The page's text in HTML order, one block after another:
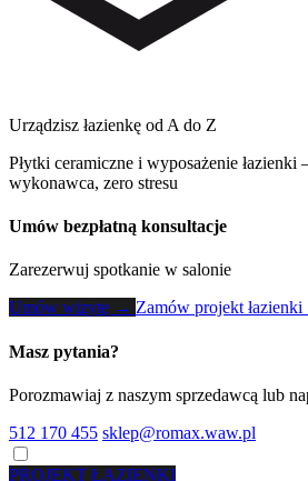
Urządzisz łazienkę od A do Z
Płytki ceramiczne i wyposażenie łazienki
wykonawca, zero stresu
Umów bezpłatną konsultacje
Zarezerwuj spotkanie w salonie
Umów wizytę → Zamów projekt
Masz pytania?
Porozmawiaj z naszym sprzedawcą lub
512 170 455 sklep@romax.waw.pl
PROJEKT ŁAZIENKI